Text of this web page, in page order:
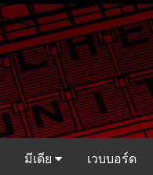
มีเดีย เวบบอร์ด